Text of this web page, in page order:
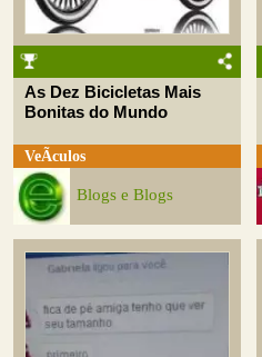
As Dez Bicicletas Mais
Bonitas do Mundo
VeÃ­culos
Blogs e Blogs